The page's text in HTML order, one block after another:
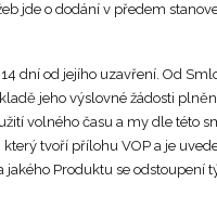
jde o dodání v předem
dní od jejího uzavření. Od
jeho výslovné žádosti
volného času a my dle této
tvoří přílohu VOP a je
Produktu se odstoupení